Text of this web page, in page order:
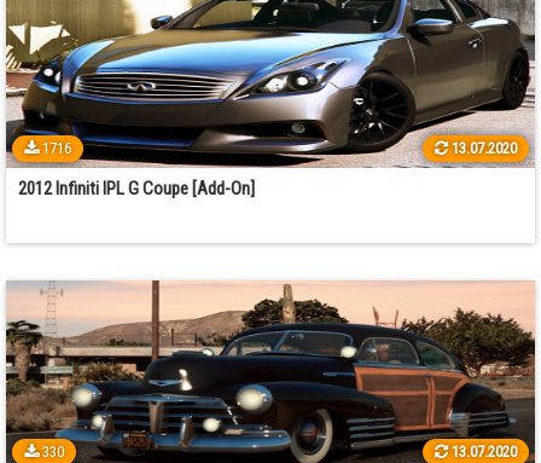
1716 13.07.2020
2012 Infiniti IPL G Coupe [Add-On]
330 13.07.2020